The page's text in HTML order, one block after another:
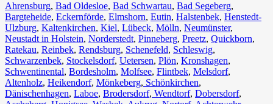
Ahrensburg, Bad Oldesloe, Bad Schwartau, Bad Segeberg,
Bargteheide, Eckernförde, Elmshorn, Eutin, Halstenbek, Henstedt-
Ulzburg, Kaltenkirchen, Kiel, Lübeck, Mölln, Neumünster,
Neustadt in Holstein, Norderstedt, Pinneberg, Preetz, Quickborn,
Ratekau, Reinbek, Rendsburg, Schenefeld, Schleswig,
Schwarzenbek, Stockelsdorf, Uetersen, Plön, Kronshagen,
Schwentinental, Bordesholm, Molfsee, Flintbek, Melsdorf,
Altenholz, Heikendorf, Mönkeberg, Schönkirchen,
Dänischenhagen, Laboe, Brodersdorf, Wendtorf, Dobersdorf,